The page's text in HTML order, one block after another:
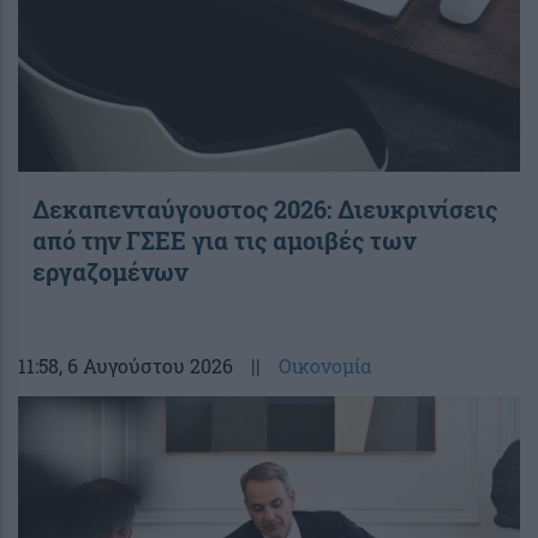
Δεκαπενταύγουστος 2026: Διευκρινίσεις
από την ΓΣΕΕ για τις αμοιβές των
εργαζομένων
11:58, 6 Αυγούστου 2026 || Οικονομία